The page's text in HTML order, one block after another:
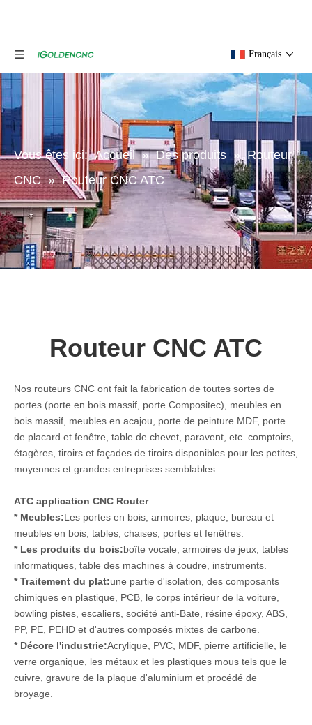
Français
Vous êtes ici: Accueil » Des produits » Routeur
CNC » Routeur CNC ATC
Routeur CNC ATC
Nos routeurs CNC ont fait la fabrication de toutes sortes de
portes (porte en bois massif, porte Compositec), meubles en
bois massif, meubles en acajou, porte de peinture MDF, porte
de placard et fenêtre, table de chevet, paravent, etc. comptoirs,
étagères, tiroirs et façades de tiroirs disponibles pour les petites,
moyennes et grandes entreprises semblables.
ATC application CNC Router
* Meubles:Les portes en bois, armoires, plaque, bureau et
meubles en bois, tables, chaises, portes et fenêtres.
* Les produits du bois:boîte vocale, armoires de jeux, tables
informatiques, table des machines à coudre, instruments.
* Traitement du plat:une partie d'isolation, des composants
chimiques en plastique, PCB, le corps intérieur de la voiture,
bowling pistes, escaliers, société anti-Bate, résine époxy, ABS,
PP, PE, PEHD et d'autres composés mixtes de carbone.
* Décore l'industrie:Acrylique, PVC, MDF, pierre artificielle, le
verre organique, les métaux et les plastiques mous tels que le
cuivre, gravure de la plaque d'aluminium et procédé de
broyage.